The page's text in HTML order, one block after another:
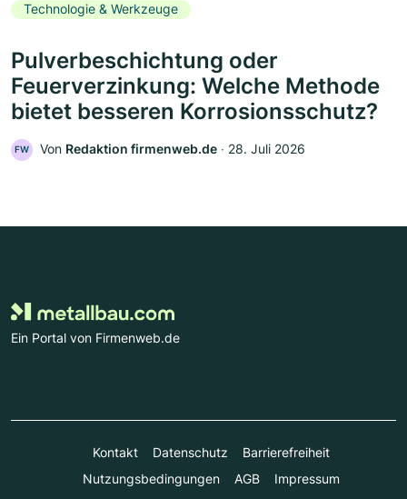
Technologie & Werkzeuge
Pulverbeschichtung oder
Feuerverzinkung: Welche Methode
bietet besseren Korrosionsschutz?
FW Von Redaktion firmenweb.de ‧ 28. Juli 2026
Ein Portal von Firmenweb.de
Kontakt Datenschutz
Barrierefreiheit
Nutzungsbedingungen
AGB Impressum